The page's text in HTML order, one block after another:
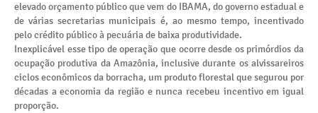
elevado orçamento público que vem do IBAMA, do governo estadual e
de várias secretarias municipais é, ao mesmo tempo, incentivado
pelo crédito público à pecuária de baixa produtividade.
Inexplicável esse tipo de operação que ocorre desde os primórdios da
ocupação produtiva da Amazônia, inclusive durante os alvissareiros
ciclos econômicos da borracha, um produto florestal que segurou por
décadas a economia da região e nunca recebeu incentivo em igual
proporção.